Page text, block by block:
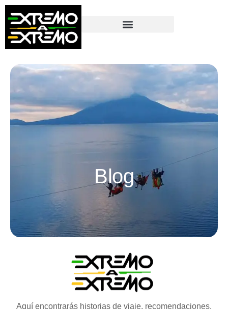
contenido
Blog
Aquí encontrarás historias de viaje, recomendaciones,